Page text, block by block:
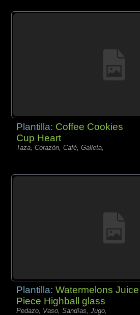
Plantilla: Coffee Cookies
Cup Heart
Taza, Corazón, Café, Galleta,
Plantilla:Watermelons Juice
Piece Highball glass
Pedazo, Vaso, Sandías, Jugo,